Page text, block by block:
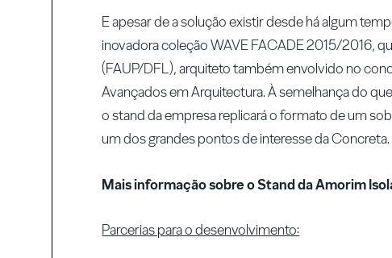
E apesar de a solução existir desde há algum
inovadora coleção WAVE FACADE 2015/2016,
(FAUP/DFL), arquiteto também envolvido no
Avançados em Arquitectura. À semelhança do
o stand da empresa replicará o formato de um
um dos grandes pontos de interesse da Concreta.
Mais informação sobre o Stand da Amorim
Parcerias para o desenvolvimento: